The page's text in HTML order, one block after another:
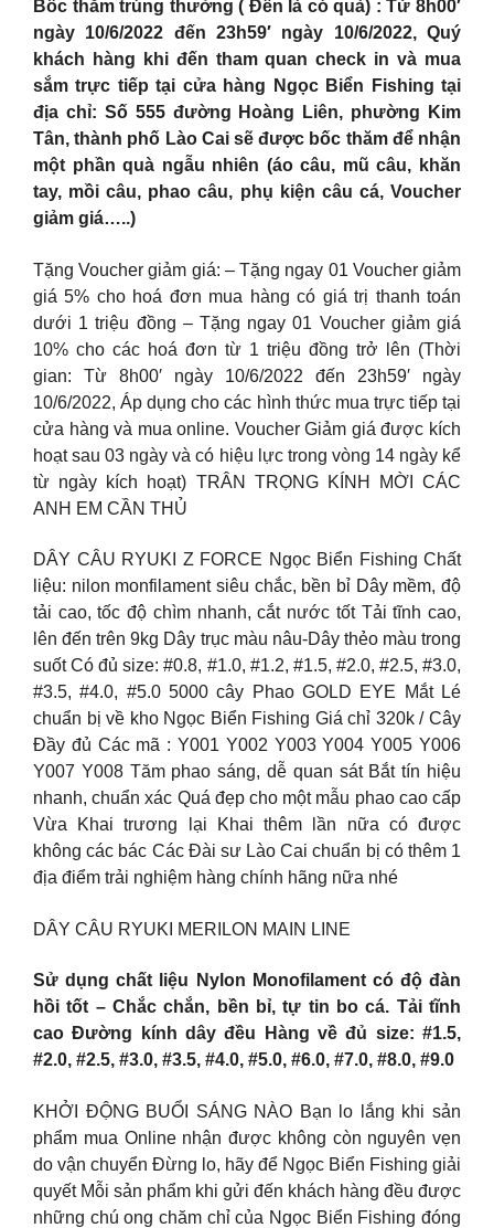
Bốc thăm trúng thưởng ( Đến là có quà) : Từ 8h00′
ngày 10/6/2022 đến 23h59′ ngày 10/6/2022, Quý
khách hàng khi đến tham quan check in và mua
sắm trực tiếp tại cửa hàng Ngọc Biển Fishing tại
địa chỉ: Số 555 đường Hoàng Liên, phường Kim
Tân, thành phố Lào Cai sẽ được bốc thăm để nhận
một phần quà ngẫu nhiên (áo câu, mũ câu, khăn
tay, mồi câu, phao câu, phụ kiện câu cá, Voucher
giảm giá…..)
Tặng Voucher giảm giá: – Tặng ngay 01 Voucher giảm
giá 5% cho hoá đơn mua hàng có giá trị thanh toán
dưới 1 triệu đồng – Tặng ngay 01 Voucher giảm giá
10% cho các hoá đơn từ 1 triệu đồng trở lên (Thời
gian: Từ 8h00′ ngày 10/6/2022 đến 23h59′ ngày
10/6/2022, Áp dụng cho các hình thức mua trực tiếp tại
cửa hàng và mua online. Voucher Giảm giá được kích
hoạt sau 03 ngày và có hiệu lực trong vòng 14 ngày kể
từ ngày kích hoạt) TRÂN TRỌNG KÍNH MỜI CÁC
ANH EM CẦN THỦ
DÂY CÂU RYUKI Z FORCE Ngọc Biển Fishing Chất
liệu: nilon monfilament siêu chắc, bền bỉ Dây mềm, độ
tải cao, tốc độ chìm nhanh, cắt nước tốt Tải tĩnh cao,
lên đến trên 9kg Dây trục màu nâu-Dây thẻo màu trong
suốt Có đủ size: #0.8, #1.0, #1.2, #1.5, #2.0, #2.5, #3.0,
#3.5, #4.0, #5.0 5000 cây Phao GOLD EYE Mắt Lé
chuẩn bị về kho Ngọc Biển Fishing Giá chỉ 320k / Cây
Đầy đủ Các mã : Y001 Y002 Y003 Y004 Y005 Y006
Y007 Y008 Tăm phao sáng, dễ quan sát Bắt tín hiệu
nhanh, chuẩn xác Quá đẹp cho một mẫu phao cao cấp
Vừa Khai trương lại Khai thêm lần nữa có được
không các bác Các Đài sư Lào Cai chuẩn bị có thêm 1
địa điểm trải nghiệm hàng chính hãng nữa nhé
DÂY CÂU RYUKI MERILON MAIN LINE
Sử dụng chất liệu Nylon Monofilament có độ đàn
hồi tốt – Chắc chắn, bền bỉ, tự tin bo cá. Tải tĩnh
cao Đường kính dây đều Hàng về đủ size: #1.5,
#2.0, #2.5, #3.0, #3.5, #4.0, #5.0, #6.0, #7.0, #8.0, #9.0
KHỞI ĐỘNG BUỔI SÁNG NÀO Bạn lo lắng khi sản
phẩm mua Online nhận được không còn nguyên vẹn
do vận chuyển Đừng lo, hãy để Ngọc Biển Fishing giải
quyết Mỗi sản phẩm khi gửi đến khách hàng đều được
những chú ong chăm chỉ của Ngọc Biển Fishing đóng